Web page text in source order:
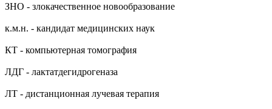
ЗНО - злокачественное новообразование
к.м.н. - кандидат медицинских наук
КТ - компьютерная томография
ЛДГ - лактатдегидрогеназа
ЛТ - дистанционная лучевая терапия